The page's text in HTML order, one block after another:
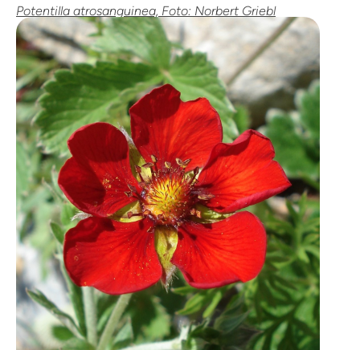
Potentilla atrosanguinea, Foto: Norbert Griebl